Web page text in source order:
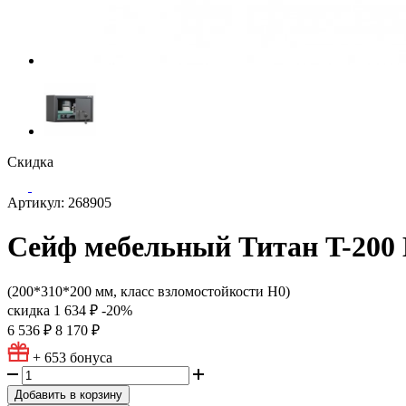
Скидка
Артикул: 268905
Сейф мебельный Титан T-
(200*310*200 мм, класс взломостойкости Н0)
скидка 1 634 ₽ -20%
6 536 ₽ 8 170 ₽
+ 653 бонуса
Добавить в корзину